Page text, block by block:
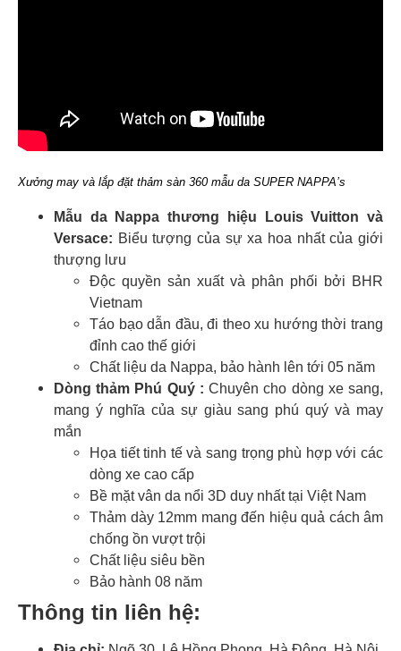
Xưởng may và lắp đặt thảm sàn 360 mẫu da SUPER NAPPA’s
Mẫu da Nappa thương hiệu Louis Vuitton và
Versace: Biểu tượng của sự xa hoa nhất của giới
thượng lưu
Độc quyền sản xuất và phân phối bởi BHR
Vietnam
Táo bạo dẫn đầu, đi theo xu hướng thời trang
đỉnh cao thế giới
Chất liệu da Nappa, bảo hành lên tới 05 năm
Dòng thảm Phú Quý :Chuyên cho dòng xe sang,
mang ý nghĩa của sự giàu sang phú quý và may
mắn
Họa tiết tinh tế và sang trọng phù hợp với các
dòng xe cao cấp
Bề mặt vân da nổi 3D duy nhất tại Việt Nam
Thảm dày 12mm mang đến hiệu quả cách âm
chống ồn vượt trội
Chất liệu siêu bền
Bảo hành 08 năm
Thông tin liên hệ: